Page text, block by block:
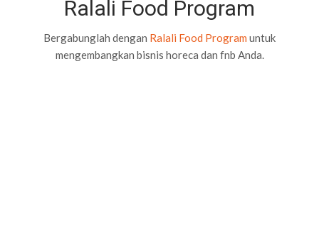
Ralali Food Program
Bergabunglah dengan Ralali Food Program untuk
mengembangkan bisnis horeca dan fnb Anda.